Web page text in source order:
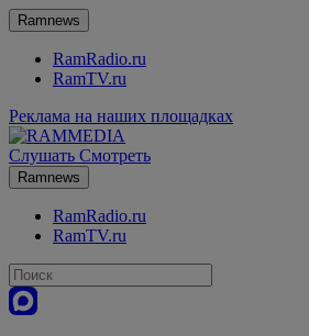
Ramnews
RamRadio.ru
RamTV.ru
Реклама на наших площадках
Слушать Смотреть
Ramnews
RamRadio.ru
RamTV.ru